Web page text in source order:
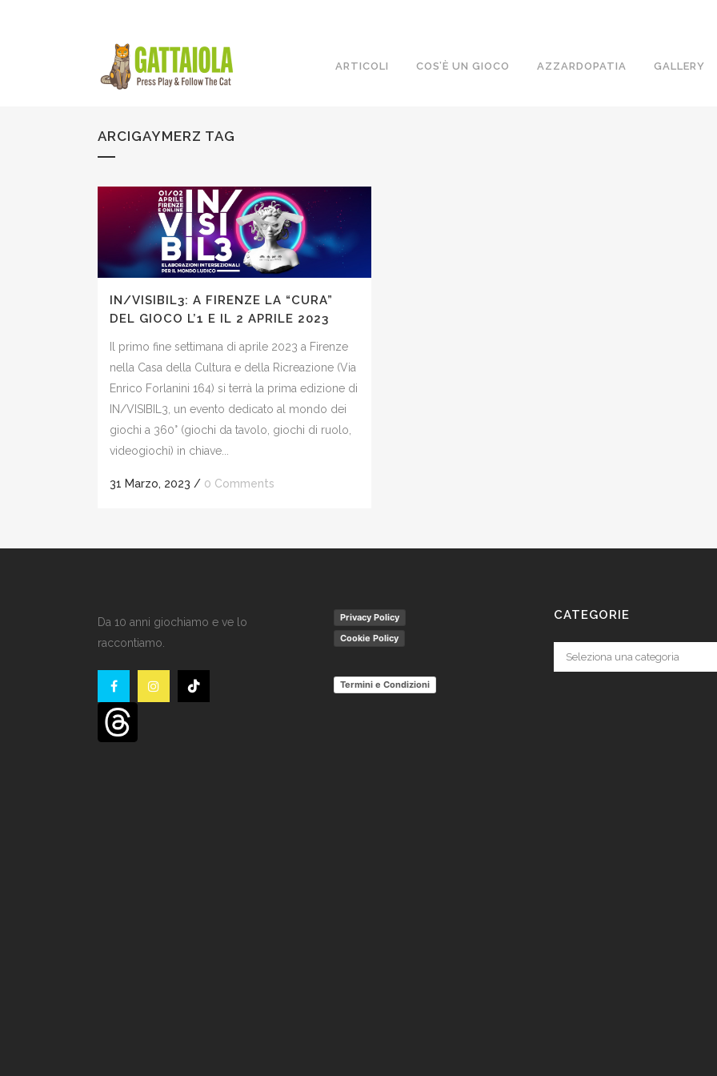
ARTICOLI COS’È UN GIOCO AZZARDOPATIA GALLERY
ARCIGAYMERZ TAG
IN/VISIBIL3: A FIRENZE LA “CURA”
DEL GIOCO L’1 E IL 2 APRILE 2023
Il primo fine settimana di aprile 2023 a Firenze
nella Casa della Cultura e della Ricreazione (Via
Enrico Forlanini 164) si terrà la prima edizione di
IN/VISIBIL3, un evento dedicato al mondo dei
giochi a 360° (giochi da tavolo, giochi di ruolo,
videogiochi) in chiave...
31 Marzo, 2023 / 0 Comments
Da 10 anni giochiamo e ve lo
raccontiamo.
Privacy Policy
Cookie Policy
Termini e Condizioni
CATEGORIE
Categorie